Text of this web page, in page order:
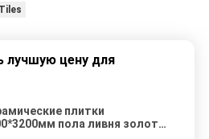
лучшую цену для
плитки
пола ливня золота